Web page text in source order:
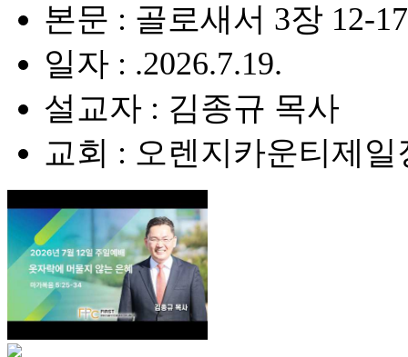
본문 : 골로새서 3장 12-
일자 : .2026.7.19.
설교자 : 김종규 목사
교회 : 오렌지카운티제일